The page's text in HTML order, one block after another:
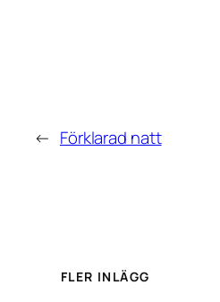
← Förklarad natt
FLER INLÄGG